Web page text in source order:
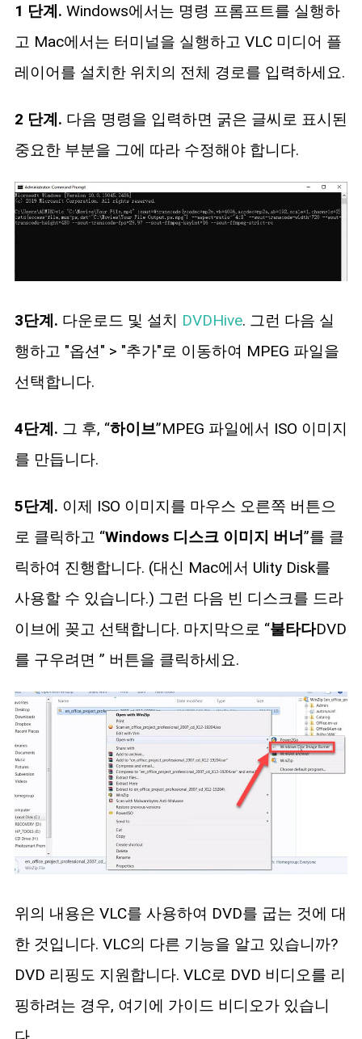
1 단계. Windows에서는 명령 프롬프트를 실행하
고 Mac에서는 터미널을 실행하고 VLC 미디어 플
레이어를 설치한 위치의 전체 경로를 입력하세요.
2 단계. 다음 명령을 입력하면 굵은 글씨로 표시된
중요한 부분을 그에 따라 수정해야 합니다.
3단계. 다운로드 및 설치 DVDHive. 그런 다음 실
행하고 "옵션" > "추가"로 이동하여 MPEG 파일을
선택합니다.
4단계. 그 후, “하이브”MPEG 파일에서 ISO 이미지
를 만듭니다.
5단계. 이제 ISO 이미지를 마우스 오른쪽 버튼으
로 클릭하고 “Windows 디스크 이미지 버너”를 클
릭하여 진행합니다. (대신 Mac에서 Ulity Disk를
사용할 수 있습니다.) 그런 다음 빈 디스크를 드라
이브에 꽂고 선택합니다. 마지막으로 “불타다DVD
를 구우려면 ” 버튼을 클릭하세요.
위의 내용은 VLC를 사용하여 DVD를 굽는 것에 대
한 것입니다. VLC의 다른 기능을 알고 있습니까?
DVD 리핑도 지원합니다. VLC로 DVD 비디오를 리
핑하려는 경우, 여기에 가이드 비디오가 있습니